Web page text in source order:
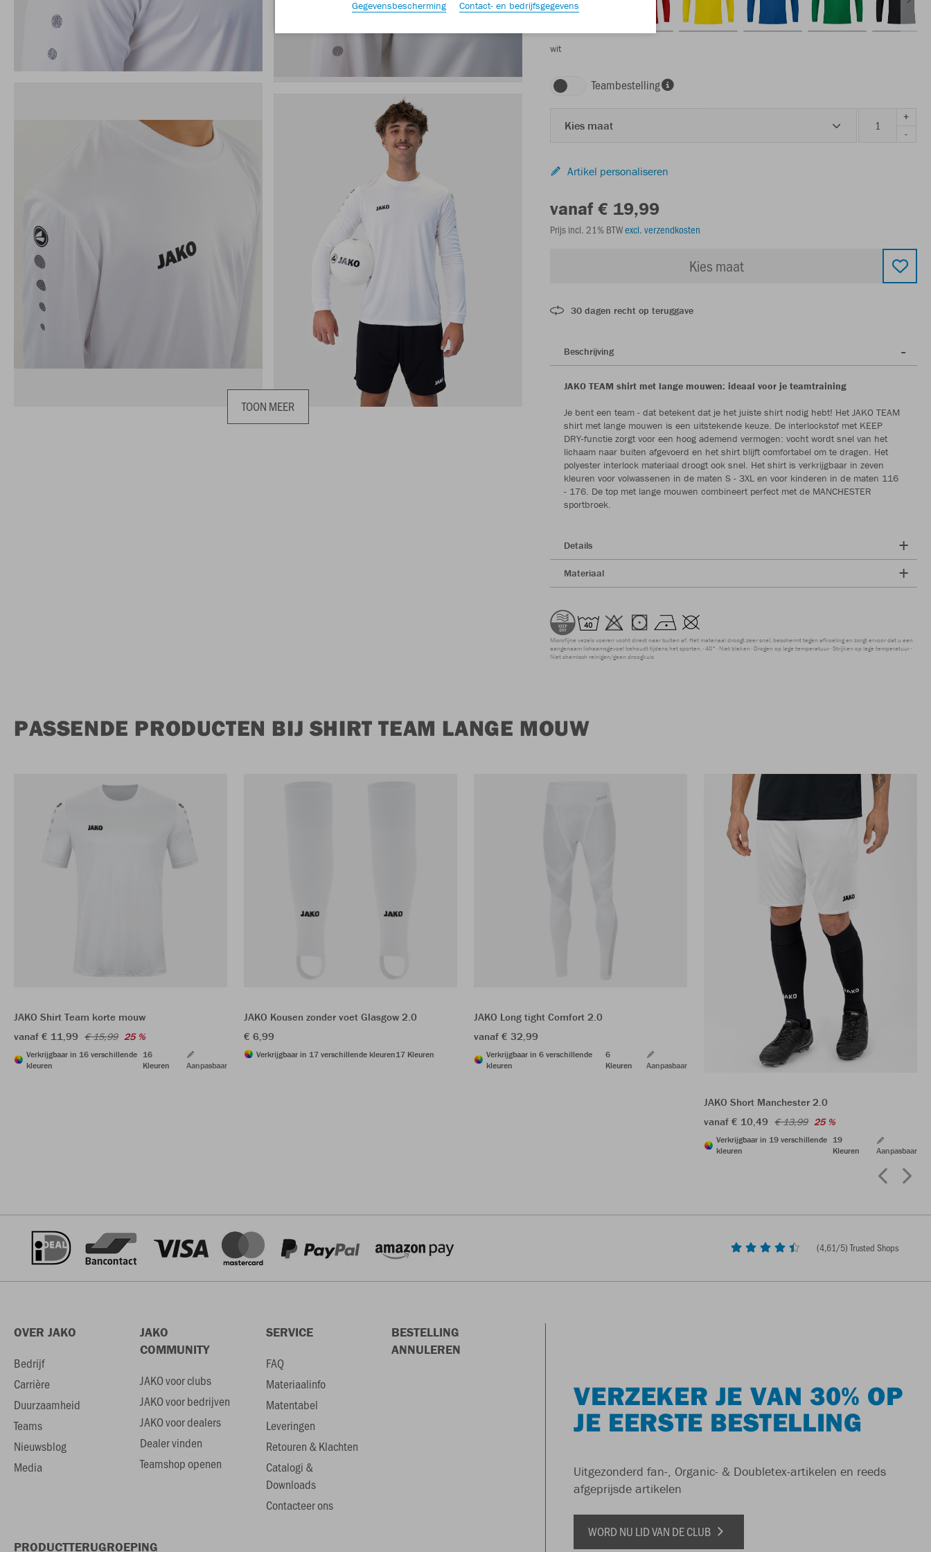
TOON MEER
wit
Teambestelling
Kies maat
+
-
Artikel personaliseren
vanaf € 19,99
Prijs incl. 21% BTWexcl. verzendkosten
Kies maat
30 dagen recht op teruggave
Beschrijving
JAKO TEAM shirt met lange mouwen: ideaal voor je teamtraining
Je bent een team - dat betekent dat je het juiste shirt nodig hebt! Het JAKO TEAM
shirt met lange mouwen is een uitstekende keuze. De interlockstof met KEEP
DRY-functie zorgt voor een hoog ademend vermogen: vocht wordt snel van het
lichaam naar buiten afgevoerd en het shirt blijft comfortabel om te dragen. Het
polyester interlock materiaal droogt ook snel. Het shirt is verkrijgbaar in zeven
kleuren voor volwassenen in de maten S - 3XL en voor kinderen in de maten 116
- 176. De top met lange mouwen combineert perfect met de MANCHESTER
sportbroek.
Details
Materiaal
Microfijne vezels voeren vocht direct naar buiten af. Het materiaal droogt zeer snel, beschermt tegen afkoeling en zorgt ervoor dat u een
aangenaam lichaamsgevoel behoudt tijdens het sporten. 40° Niet bleken Drogen op lage temperatuur Strijken op lage temperatuur
Niet chemisch reinigen/geen droogkuis
PASSENDE PRODUCTEN BIJ SHIRT TEAM LANGE MOUW
JAKO Shirt Team korte mouw
vanaf € 11,99 € 15,99 25 %
Verkrijgbaar in 16 verschillende
kleuren
16
Kleuren
Aanpasbaar
JAKO Kousen zonder voet Glasgow 2.0
€ 6,99
Verkrijgbaar in 17 verschillende kleuren17 Kleuren
JAKO Long tight Comfort 2.0
vanaf € 32,99
Verkrijgbaar in 6 verschillende
kleuren
6
Kleuren
Aanpasbaar
JAKO Short Manchester 2.0
vanaf € 10,49 € 13,99 25 %
Verkrijgbaar in 19 verschillende
kleuren
19
Kleuren
Aanpasbaar
(4,61/5) Trusted Shops
OVER JAKO
Bedrijf
Carrière
Duurzaamheid
Teams
Nieuwsblog
Media
JAKO
COMMUNITY
JAKO voor clubs
JAKO voor bedrijven
JAKO voor dealers
Dealer vinden
Teamshop openen
SERVICE
FAQ
Materiaalinfo
Matentabel
Leveringen
Retouren & Klachten
Catalogi &
Downloads
Contacteer ons
BESTELLING
ANNULEREN
PRODUCTTERUGROEPING
VERZEKER JE VAN 30% OP
JE EERSTE BESTELLING
Uitgezonderd fan-, Organic- & Doubletex-artikelen en reeds
afgeprijsde artikelen
WORD NU LID VAN DE CLUB
Gegevensbescherming Contact- en bedrijfsgegevens